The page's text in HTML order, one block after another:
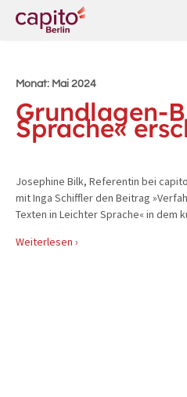
Monat: Mai 2024
Grundlagen-
Sprache«
Josephine Bilk, Referentin bei
mit Inga Schiffler den Beitrag
Texten in Leichter Sprache« in dem
Weiterlesen ›